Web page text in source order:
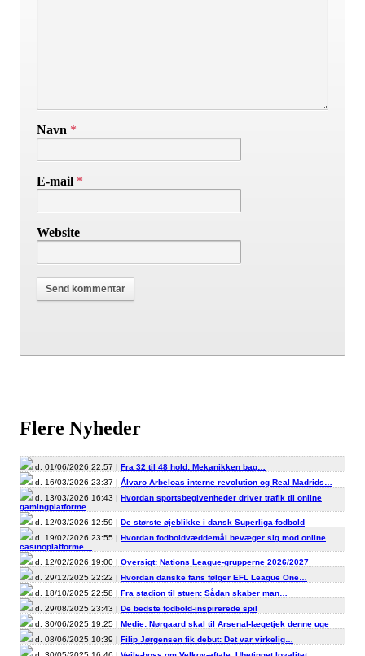
Navn *
E-mail *
Website
Flere Nyheder
d. 01/06/2026 22:57 | Fra 32 til 48 hold: Mekanikken bag…
d. 16/03/2026 23:37 | Álvaro Arbeloas interne revolution og Real Madrids…
d. 13/03/2026 16:43 | Hvordan sportsbegivenheder driver trafik til online
gamingplatforme
d. 12/03/2026 12:59 | De største øjeblikke i dansk Superliga-fodbold
d. 19/02/2026 23:55 | Hvordan fodboldvæddemål bevæger sig mod online
casinoplatforme…
d. 12/02/2026 19:00 | Oversigt: Nations League-grupperne 2026/2027
d. 29/12/2025 22:22 | Hvordan danske fans følger EFL League One…
d. 18/10/2025 22:58 | Fra stadion til stuen: Sådan skaber man…
d. 29/08/2025 23:43 | De bedste fodbold-inspirerede spil
d. 30/06/2025 19:25 | Medie: Nørgaard skal til Arsenal-lægetjek denne uge
d. 08/06/2025 10:39 | Filip Jørgensen fik debut: Det var virkelig…